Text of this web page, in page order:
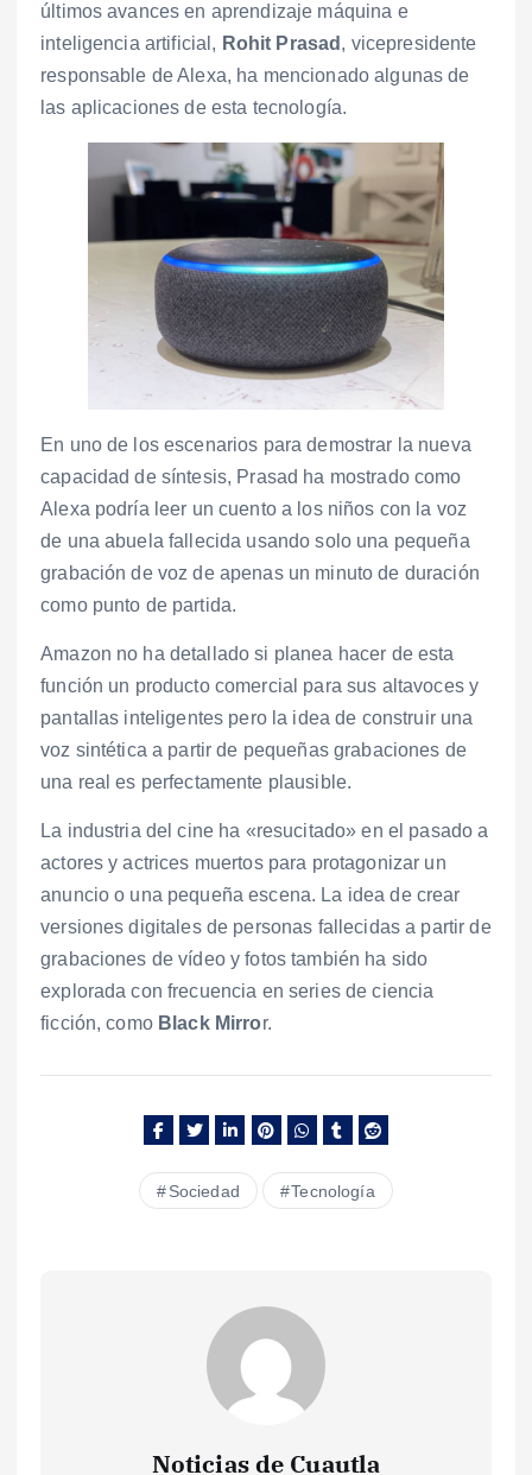
últimos avances en aprendizaje máquina e
inteligencia artificial, Rohit Prasad , vicepresidente
responsable de Alexa, ha mencionado algunas de
las aplicaciones de esta tecnología.
En uno de los escenarios para demostrar la nueva
capacidad de síntesis, Prasad ha mostrado como
Alexa podría leer un cuento a los niños con la voz
de una abuela fallecida usando solo una pequeña
grabación de voz de apenas un minuto de duración
como punto de partida.
Amazon no ha detallado si planea hacer de esta
función un producto comercial para sus altavoces y
pantallas inteligentes pero la idea de construir una
voz sintética a partir de pequeñas grabaciones de
una real es perfectamente plausible.
La industria del cine ha «resucitado» en el pasado a
actores y actrices muertos para protagonizar un
anuncio o una pequeña escena. La idea de crear
versiones digitales de personas fallecidas a partir de
grabaciones de vídeo y fotos también ha sido
explorada con frecuencia en series de ciencia
ficción, como Black Mirror.
Sociedad Tecnología
Noticias de Cuautla